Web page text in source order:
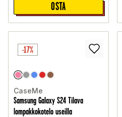
OSTA
-17%
CaseMe
Samsung Galaxy S24 Tilava
lompakkokotelo useilla